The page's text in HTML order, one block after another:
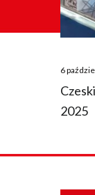
Posted
on
6
2025